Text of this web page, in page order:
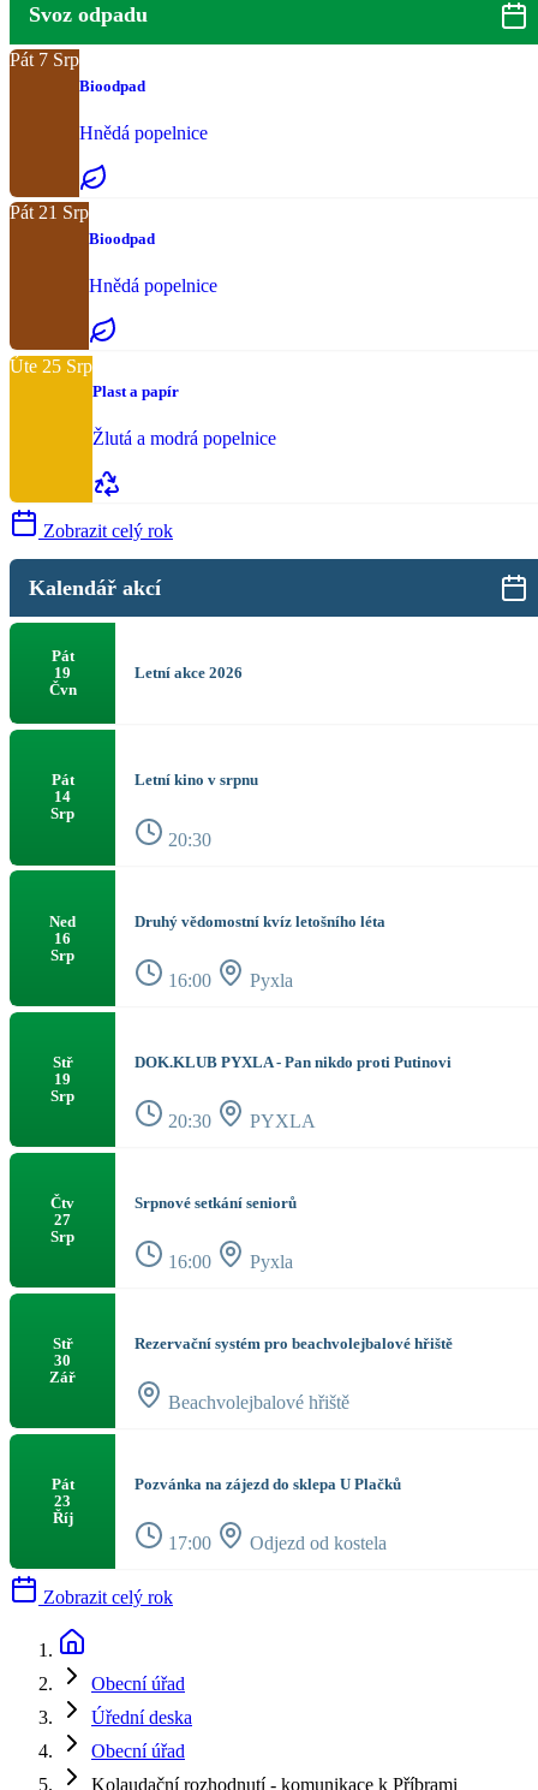
Svoz odpadu
Pát 7 Srp
Bioodpad
Hnědá popelnice
Pát 21 Srp
Bioodpad
Hnědá popelnice
Úte 25 Srp
Plast a papír
Žlutá a modrá popelnice
Zobrazit celý rok
Kalendář akcí
Pát
19
Čvn
Letní akce 2026
Pát
14
Srp
Letní kino v srpnu
20:30
Ned
16
Srp
Druhý vědomostní kvíz letošního léta
16:00 Pyxla
Stř
19
Srp
DOK.KLUB PYXLA - Pan nikdo proti Putinovi
20:30 PYXLA
Čtv
27
Srp
Srpnové setkání seniorů
16:00 Pyxla
Stř
30
Zář
Rezervační systém pro beachvolejbalové hřiště
Beachvolejbalové hřiště
Pát
23
Říj
Pozvánka na zájezd do sklepa U Plačků
17:00 Odjezd od kostela
Zobrazit celý rok
Obecní úřad
Úřední deska
Obecní úřad
Kolaudační rozhodnutí - komunikace k Příbrami